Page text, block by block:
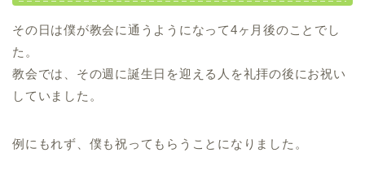
その日は僕が教会に通うようになって4ヶ月後のことでし
た。
教会では、その週に誕生日を迎える人を礼拝の後にお祝い
していました。
例にもれず、僕も祝ってもらうことになりました。